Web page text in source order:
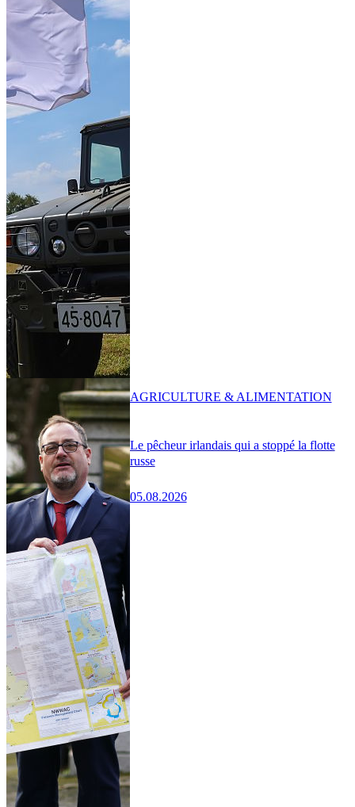
Le pêcheur irlandais qui a stoppé la flotte
russe
05.08.2026
AGRICULTURE & ALIMENTATION